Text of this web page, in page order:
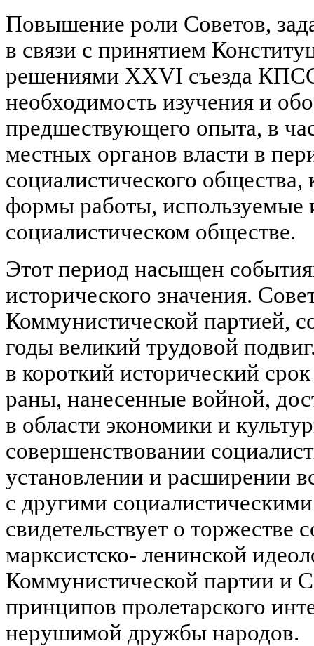
Повышение роли Советов,
в связи с принятием
решениями XXVI съезда
необходимость изучения и
предшествующего опыта, в
местных органов власти в
социалистического общества,
формы работы, используемые
социалистическом обществе.
Этот период насыщен
исторического значения.
Коммунистической партией,
годы великий трудовой
в короткий исторический
раны, нанесенные войной,
в области экономики и
совершенствовании
установлении и расширении
с другими
свидетельствует о торжестве
марксистско- ленинской
Коммунистической партии и
принципов пролетарского
нерушимой дружбы народов.